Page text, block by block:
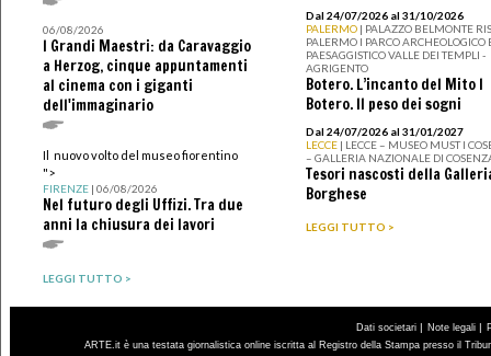
06/08/2026
I Grandi Maestri: da Caravaggio
a Herzog, cinque appuntamenti
al cinema con i giganti
dell'immaginario
Il nuovo volto del museo fiorentino
">
FIRENZE| 06/08/2026
Nel futuro degli Uffizi. Tra due
anni la chiusura dei lavori
LEGGI TUTTO >
Dal 24/07/2026 al 31/10/2026
PALERMO | PALAZZO BELMONTE
PALERMO I PARCO ARCHEOLOGICO
PAESAGGISTICO VALLE DEI TEMPLI -
AGRIGENTO
Botero. L’incanto del Mito I
Botero. Il peso dei sogni
Dal 24/07/2026 al 31/01/2027
LECCE | LECCE – MUSEO MUST I
– GALLERIA NAZIONALE DI
Tesori nascosti della
Borghese
LEGGI TUTTO >
Dati societari | Note legali |
ARTE.it è una testata giornalistica online iscritta al Registro della Stampa presso il